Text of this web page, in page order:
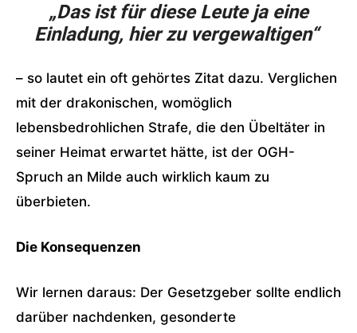
„Das ist für diese Leute ja eine
Einladung, hier zu vergewaltigen“
– so lautet ein oft gehörtes Zitat dazu. Verglichen
mit der drakonischen, womöglich
lebensbedrohlichen Strafe, die den Übeltäter in
seiner Heimat erwartet hätte, ist der OGH-
Spruch an Milde auch wirklich kaum zu
überbieten.
Die Konsequenzen
Wir lernen daraus: Der Gesetzgeber sollte endlich
darüber nachdenken, gesonderte